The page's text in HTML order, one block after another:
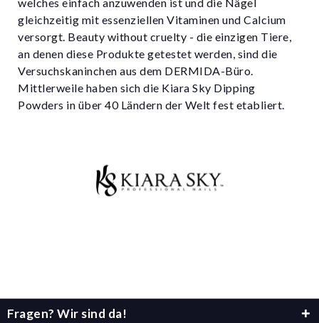
gleichzeitig mit essenziellen Vitaminen und Calcium
versorgt. Beauty without cruelty - die einzigen Tiere,
an denen diese Produkte getestet werden, sind die
Versuchskaninchen aus dem DERMIDA-Büro.
Mittlerweile haben sich die Kiara Sky Dipping
Powders in über 40 Ländern der Welt fest etabliert.
Fragen? Wir sind da!